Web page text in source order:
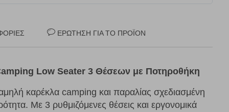
ΕΡΏΤΗΣΗ ΓΙΑ ΤΟ ΠΡΟΪΌΝ
Low Seater 3 Θέσεων με Ποτηροθήκη
καρέκλα camping και παραλίας σχεδιασμένη
Με 3 ρυθμιζόμενες θέσεις και εργονομικά